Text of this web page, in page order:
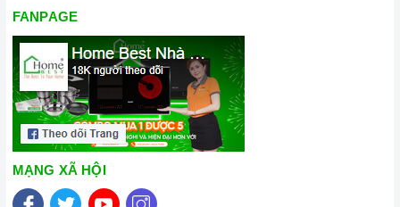
FANPAGE
MẠNG XÃ HỘI